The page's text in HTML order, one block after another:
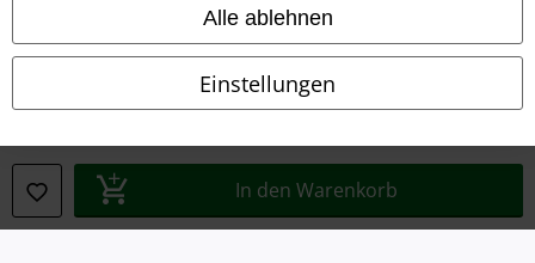
Alle ablehnen
Einstellungen
In den Warenkorb
Datenschutz
Entsorgung und Umweltschutz
Konformitätserklärung
Information zur Barrierefreiheit